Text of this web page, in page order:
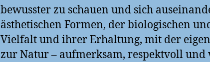
bewusster zu schauen und sich
ästhetischen Formen, der biologischen
Vielfalt und ihrer Erhaltung, mit der
zur Natur – aufmerksam, respektvoll und